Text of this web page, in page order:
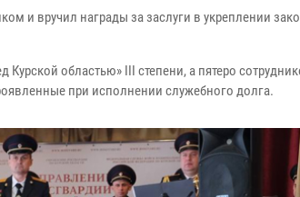
и вручил награды за заслуги в укреплении
областью» III степени, а пятеро
при исполнении служебного долга.